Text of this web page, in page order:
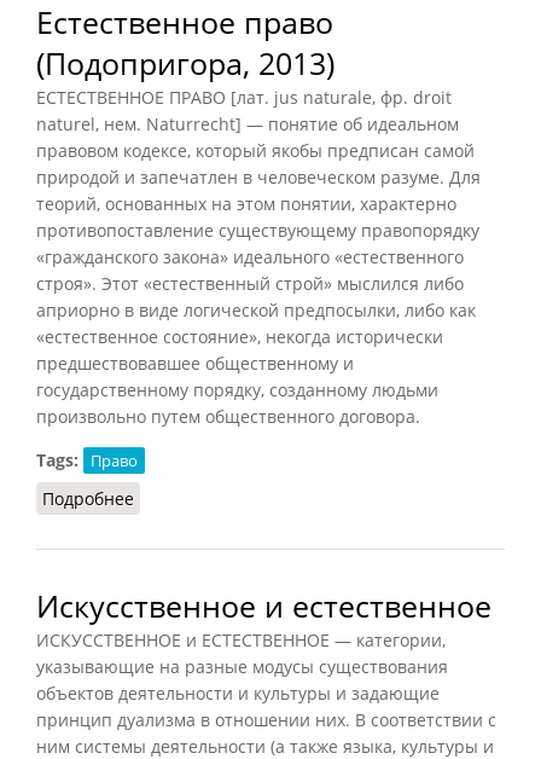
Естественное право
(Подопригора, 2013)
ЕСТЕСТВЕННОЕ ПРАВО [лат. jus naturale, фр. droit
naturel, нем. Naturrecht] — понятие об идеальном
правовом кодексе, который якобы предписан самой
природой и запечатлен в человеческом разуме. Для
теорий, основанных на этом понятии, характерно
противопоставление существующему правопорядку
«гражданского закона» идеального «естественного
строя». Этот «естественный строй» мыслился либо
априорно в виде логической предпосылки, либо как
«естественное состояние», некогда исторически
предшествовавшее общественному и
государственному порядку, созданному людьми
произвольно путем общественного договора.
Tags:
Право
Подробнее
Искусственное и естественное
ИСКУССТВЕННОЕ и ЕСТЕСТВЕННОЕ — категории,
указывающие на разные модусы существования
объектов деятельности и культуры и задающие
принцип дуализма в отношении них. В соответствии с
ним системы деятельности (а также языка, культуры и